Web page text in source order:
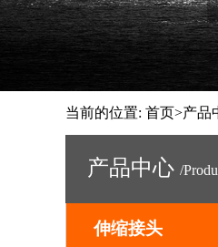
当前的位置: 首页>产品
产品中心 /
伸缩接头